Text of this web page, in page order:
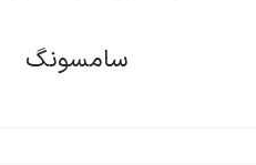
سامسونگ